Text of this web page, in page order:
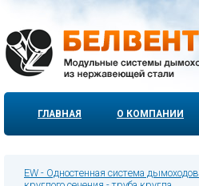
ГЛАВНАЯ О КОМПАНИИ
EW - Одностенная система дымоходов